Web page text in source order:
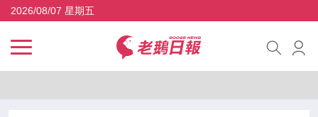
2026/08/07 星期五